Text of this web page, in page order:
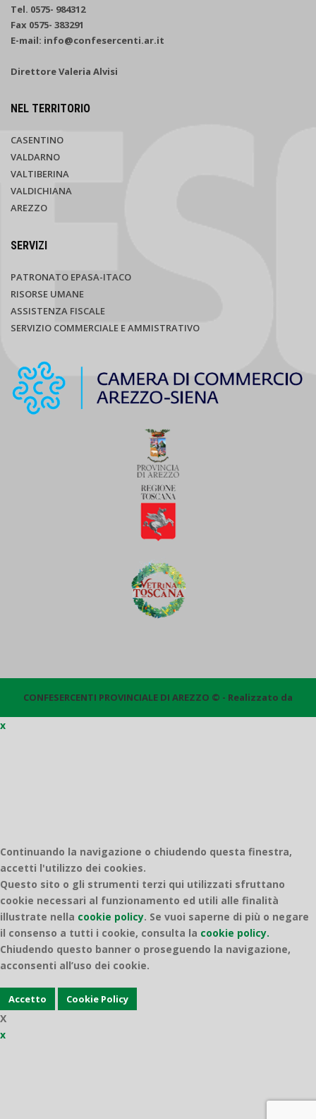
Tel. 0575- 984312
Fax 0575- 383291
E-mail: info@confesercenti.ar.it
Direttore Valeria Alvisi
NEL TERRITORIO
CASENTINO
VALDARNO
VALTIBERINA
VALDICHIANA
AREZZO
SERVIZI
PATRONATO EPASA-ITACO
RISORSE UMANE
ASSISTENZA FISCALE
SERVIZIO COMMERCIALE E AMMISTRATIVO
CONFESERCENTI PROVINCIALE DI AREZZO © - Realizzato da
x
Continuando la navigazione o chiudendo questa finestra,
accetti l'utilizzo dei cookies.
Questo sito o gli strumenti terzi qui utilizzati sfruttano
cookie necessari al funzionamento ed utili alle finalità
illustrate nella cookie policy. Se vuoi saperne di più o negare
il consenso a tutti i cookie, consulta la cookie policy.
Chiudendo questo banner o proseguendo la navigazione,
acconsenti all’uso dei cookie.
Accetto Cookie Policy
X
x